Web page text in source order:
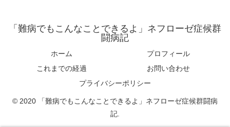
「難病でもこんなことできるよ」ネフローゼ症候群
闘病記
ホーム
プロフィール
これまでの経過
お問い合わせ
プライバシーポリシー
© 2020 「難病でもこんなことできるよ」ネフローゼ症候群闘病
記.